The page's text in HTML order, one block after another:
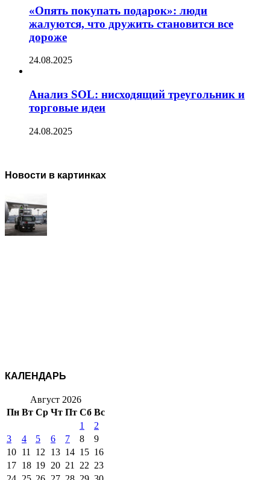
«Опять покупать подарок»: люди
жалуются, что дружить становится все
дороже
24.08.2025
Анализ SOL: нисходящий треугольник и
торговые идеи
24.08.2025
Новости в картинках
КАЛЕНДАРЬ
Август 2026
Пн Вт Ср Чт Пт Сб Вс
1
2
3
4 5 6 7 8
9
10 11 12 13 14 15 16
17 18 19 20 21 22 23